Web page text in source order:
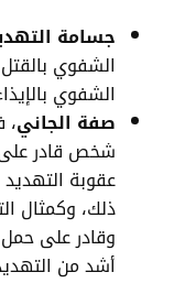
جسامة
الشفوي
الشفوي
صفة الجاني،
شخص قادر
عقوبة
ذلك، وكمثال
وقادر على
أشد من